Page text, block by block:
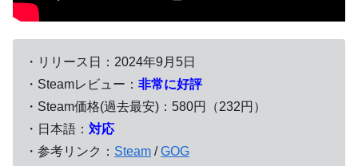
・リリース日：2024年9月5日
・Steamレビュー： 非常に好評
・Steam価格(過去最安)：580円（232円）
・日本語： 対応
・参考リンク： Steam /GOG